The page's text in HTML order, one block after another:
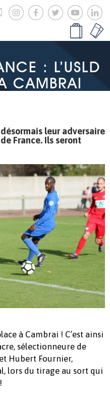
: L’USLD
CAMBRAI
leur adversaire
France. Ils seront
à Cambrai ! C’est ainsi
sélectionneure de
Hubert Fournier,
lors du tirage au sort qui